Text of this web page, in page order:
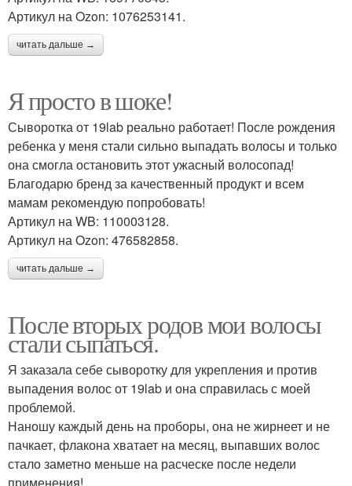
Артикул на Ozon: 1076253141.
читать дальше →
Я просто в шоке!
Сыворотка от 19lab реально работает! После рождения
ребенка у меня стали сильно выпадать волосы и только
она смогла остановить этот ужасный волосопад!
Благодарю бренд за качественный продукт и всем
мамам рекомендую попробовать!
Артикул на WB: 110003128.
Артикул на Ozon: 476582858.
читать дальше →
После вторых родов мои волосы
стали сыпаться.
Я заказала себе сыворотку для укрепления и против
выпадения волос от 19lab и она справилась с моей
проблемой.
Наношу каждый день на проборы, она не жирнеет и не
пачкает, флакона хватает на месяц, выпавших волос
стало заметно меньше на расческе после недели